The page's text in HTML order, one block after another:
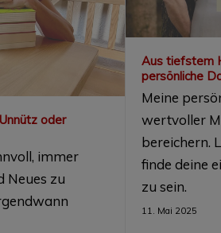
Aus tiefstem
persönliche
Meine
wertvoller
bereichern.
finde deine
zu sein.
11. Mai 2025
oder
immer
Neues zu